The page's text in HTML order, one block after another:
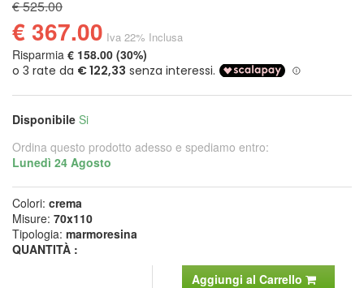
€ 525.00
€ 367.00 Iva 22% Inclusa
Risparmia € 158.00 (30%)
Disponibile Si
Ordina questo prodotto adesso e spediamo entro:
Lunedì 24 Agosto
Colori: crema
Misure: 70x110
Tipologia: marmoresina
QUANTITÀ :
Aggiungi al Carrello